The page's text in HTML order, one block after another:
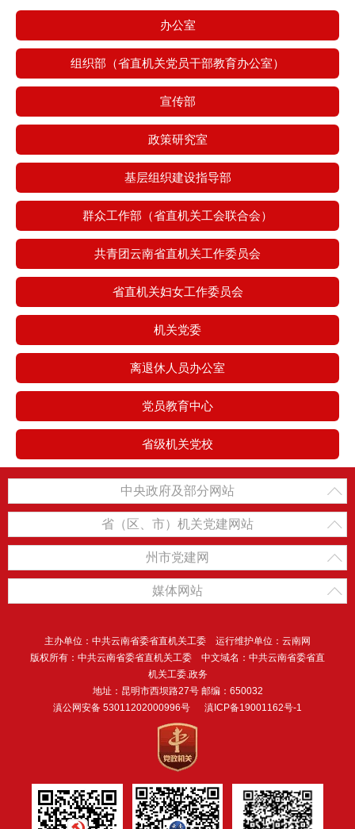
办公室
组织部（省直机关党员干部教育办公室）
宣传部
政策研究室
基层组织建设指导部
群众工作部（省直机关工会联合会）
共青团云南省直机关工作委员会
省直机关妇女工作委员会
机关党委
离退休人员办公室
党员教育中心
省级机关党校
中央政府及部分网站
省（区、市）机关党建网站
州市党建网
媒体网站
主办单位：中共云南省委省直机关工委 运行维护单位：云南网
版权所有：中共云南省委省直机关工委 中文域名：中共云南省委省直
机关工委.政务
地址：昆明市西坝路27号 邮编：650032
滇公网安备 53011202000996号
滇ICP备19001162号-1